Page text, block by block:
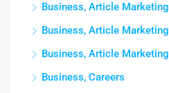
Business, Article Marketing
Business, Article Marketing
Business, Article Marketing
Business, Careers